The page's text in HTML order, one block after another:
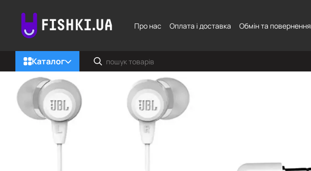
Про нас
Оплата і доставка Обмін та повернення
Каталог